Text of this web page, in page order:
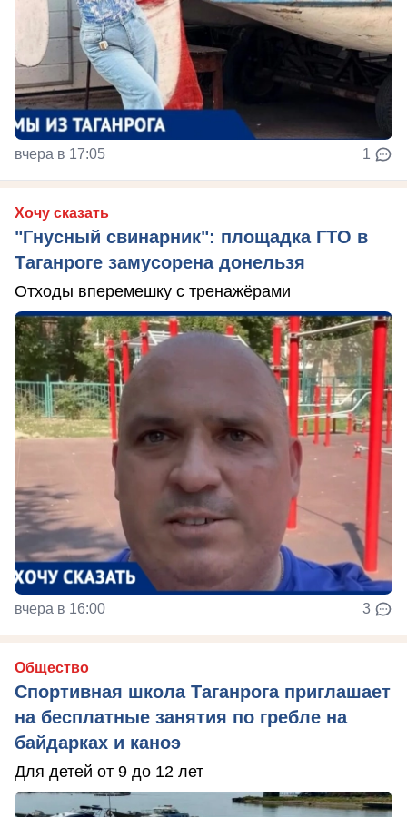
вчера в 17:05 1
Хочу сказать
"Гнусный свинарник": площадка ГТО в
Таганроге замусорена донельзя
Отходы вперемешку с тренажёрами
вчера в 16:00 3
Общество
Спортивная школа Таганрога приглашает
на бесплатные занятия по гребле на
байдарках и каноэ
Для детей от 9 до 12 лет